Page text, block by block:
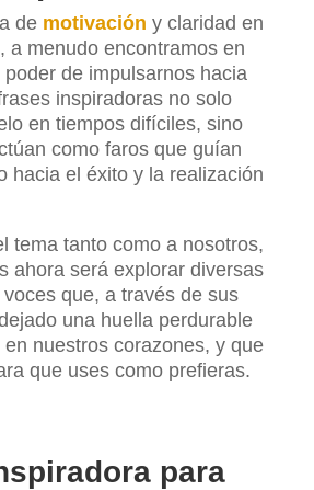
de motivación y claridad en
a menudo encontramos en
de impulsarnos hacia
inspiradoras no solo
en tiempos difíciles, sino
como faros que guían
hacia el éxito y la realización
tema tanto como a nosotros,
ahora será explorar diversas
que, a través de sus
una huella perdurable
nuestros corazones, y que
que uses como prefieras.
para